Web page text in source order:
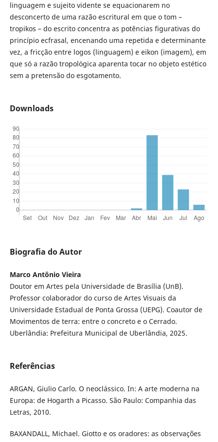
linguagem e sujeito vidente se equacionarem no
desconcerto de uma razão escritural em que o tom –
tropikos – do escrito concentra as potências figurativas do
princípio ecfrasal, encenando uma repetida e determinante
vez, a fricção entre logos (linguagem) e eikon (imagem), em
que só a razão tropológica aparenta tocar no objeto estético
sem a pretensão do esgotamento.
Downloads
Biografia do Autor
Marco Antônio Vieira
Doutor em Artes pela Universidade de Brasília (UnB).
Professor colaborador do curso de Artes Visuais da
Universidade Estadual de Ponta Grossa (UEPG). Coautor de
Movimentos de terra: entre o concreto e o Cerrado.
Uberlândia: Prefeitura Municipal de Uberlândia, 2025.
Referências
ARGAN, Giulio Carlo. O neoclássico. In: A arte moderna na
Europa: de Hogarth a Picasso. São Paulo: Companhia das
Letras, 2010.
BAXANDALL, Michael. Giotto e os oradores: as observações